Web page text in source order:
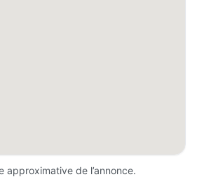
approximative de l’annonce.